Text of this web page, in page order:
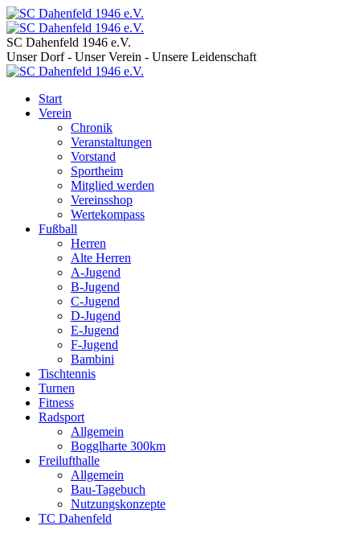
SC Dahenfeld 1946 e.V.
Unser Dorf - Unser Verein - Unsere Leidenschaft
Start
Verein
Chronik
Veranstaltungen
Vorstand
Sportheim
Mitglied werden
Vereinsshop
Wertekompass
Fußball
Herren
Alte Herren
A-Jugend
B-Jugend
C-Jugend
D-Jugend
E-Jugend
F-Jugend
Bambini
Tischtennis
Turnen
Fitness
Radsport
Allgemein
Bogglharte 300km
Freilufthalle
Allgemein
Bau-Tagebuch
Nutzungskonzepte
TC Dahenfeld